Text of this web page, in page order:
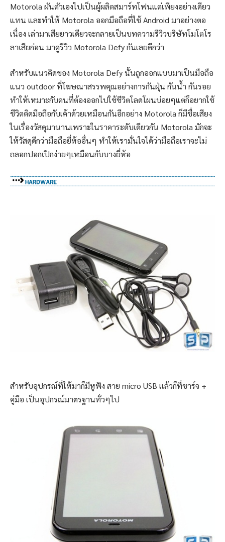
Motorola ผันตัวเองไปเป็นผู้ผลิตสมาร์ทโฟนแต่เพียงอย่างเดียว
แทน และทำให้ Motorola ออกมือถือที่ใช้ Android มาอย่างตอ
เนื่อง เล่ามาเสียยาวเดียวจะกลายเป็นบทความรีวิวบริษัทโมโตโร
ลาเสียก่อน มาดูรีวิว Motorola Defy กันเลยดีกว่า
สำหรับแนวคิดของ Motorola Defy นั้นถูกออกแบบมาเป็นมือถือ
แนว outdoor ที่โฆษณาสรรพคุณอย่างการกันฝุ่น กันน้ำ กันรอย
ทำให้เหมาะกับคนที่ต้องออกไปใช้ชีวิตโลดโผนบ่อยๆแต่ก็อยากใช้
ชีวิตติดมือถือกับเค้าด้วยเหมือนกันอีกอย่าง Motorola ก็มีชื่อเสียง
ในเรื่องวัสดุมานานเพราะในราคาระดับเดียวกัน Motorola มักจะ
ให้วัสดุดีกว่ามือถือยี่ห้ออื่นๆ ทำให้เรามั่นใจได้ว่ามือถือเราจะไม่
ถลอกปอกเปิกง่ายๆเหมือนกับบางยี่ห้อ
สำหรับอุปกรณ์ที่ให้มาก็มีหูฟัง สาย micro USB เเล้วก็ที่ชาร์จ +
คู่มือ เป็นอุปกรณ์มาตรฐานทั่วๆไป